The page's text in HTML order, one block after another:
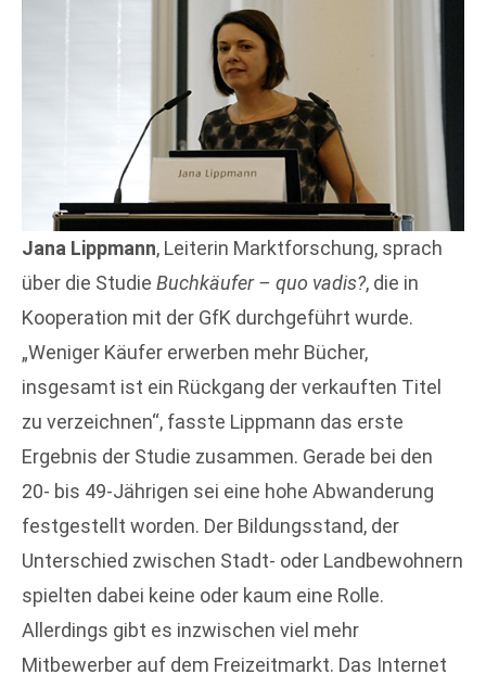
Jana Lippmann, Leiterin Marktforschung, sprach
über die Studie Buchkäufer – quo vadis?, die in
Kooperation mit der GfK durchgeführt wurde.
„Weniger Käufer erwerben mehr Bücher,
insgesamt ist ein Rückgang der verkauften Titel
zu verzeichnen“, fasste Lippmann das erste
Ergebnis der Studie zusammen. Gerade bei den
20- bis 49-Jährigen sei eine hohe Abwanderung
festgestellt worden. Der Bildungsstand, der
Unterschied zwischen Stadt- oder Landbewohnern
spielten dabei keine oder kaum eine Rolle.
Allerdings gibt es inzwischen viel mehr
Mitbewerber auf dem Freizeitmarkt. Das Internet